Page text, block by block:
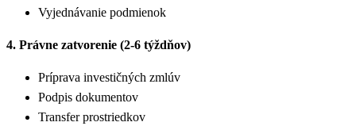
Vyjednávanie podmienok
4. Právne zatvorenie (2-6 týždňov)
Príprava investičných zmlúv
Podpis dokumentov
Transfer prostriedkov